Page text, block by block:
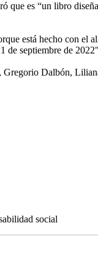
que es “un libro
está hecho con el
de septiembre de
Gregorio Dalbón,
social